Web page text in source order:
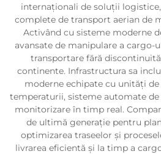
internaționali de soluții
complete de transport aerian de
Activând cu sisteme moderne
avansate de manipulare a cargo-
transportare fără
continente. Infrastructura sa
moderne echipate cu unități
temperaturii, sisteme automate
monitorizare în timp real.
de ultimă generație pentru
optimizarea traseelor și
livrarea eficientă și la timp a